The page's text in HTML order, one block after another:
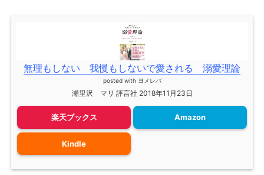
無理もしない 我慢もしないで愛される 溺愛理論
posted with ヨメレバ
瀬里沢 マリ 評言社 2018年11月23日
楽天ブックス Amazon
Kindle